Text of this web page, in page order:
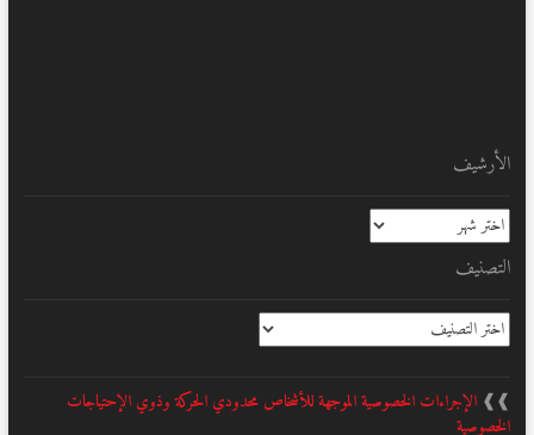
الأرشيف
الأرشيف
التصنيف
التصنيف
❱❱ الإجراءات الخصوصية الموجهة للأشخاص محدودي الحركة وذوي الإحتياجات
الخصوصية